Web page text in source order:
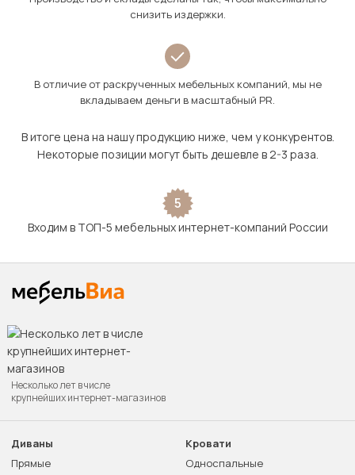
снизить издержки.
В отличие от раскрученных мебельных компаний, мы не
вкладываем деньги в масштабный PR.
В итоге цена на нашу продукцию ниже, чем у конкурентов.
Некоторые позиции могут быть дешевле в 2-3 раза.
5
Входим в ТОП-5 мебельных интернет-компаний России
Несколько лет в числе
крупнейших интернет-магазинов
Диваны
Прямые
Кровати
Односпальные